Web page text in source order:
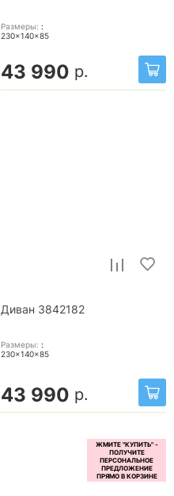
Размеры: :
230x140x85
43 990 р.
Диван 3842182
Размеры: :
230x140x85
43 990 р.